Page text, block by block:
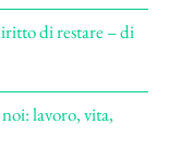
di restare – di
lavoro, vita,